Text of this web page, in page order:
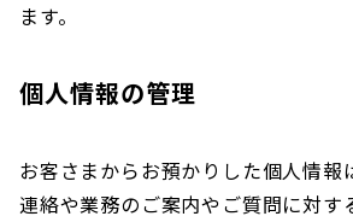
ます。
個人情報の管理
お客さまからお預かりした個人情報
連絡や業務のご案内やご質問に対す